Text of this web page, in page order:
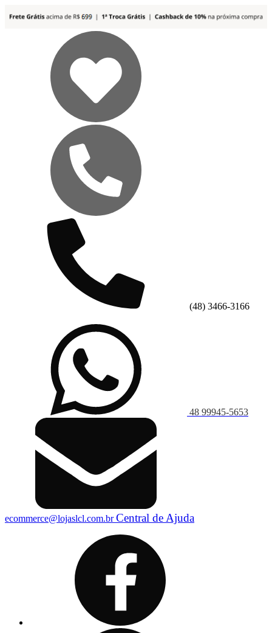
(48) 3466-3166
48 99945-5653
ecommerce@lojaslcl.com.brCentral de Ajuda